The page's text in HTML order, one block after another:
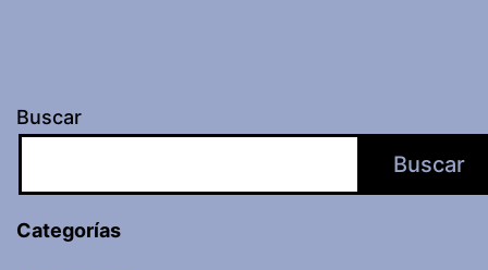
Buscar
Buscar
Categorías